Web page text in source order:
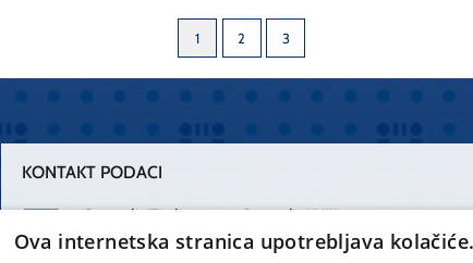
1 2 3
KONTAKT PODACI
Centrala Firule
021 556 111
Centrala Križine
021 557 111
Ova internetska stranica upotrebljava kolačiće.